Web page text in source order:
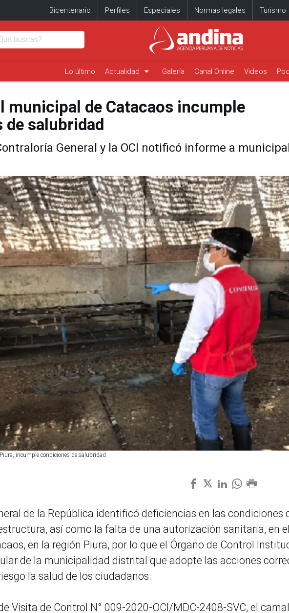
Bicentenario Perfiles Especiales Normas legales Turismo
Lo último Actualidad arrow_drop_down Galería Canal Online Videos
municipal de Catacaos incumple
salubridad
General y la OCI notificó informe a
incumple condiciones de salubridad
de la República identificó deficiencias en las condiciones
así como la falta de una autorización sanitaria, en
en la región Piura, por lo que el Órgano de Control
de la municipalidad distrital que adopte las acciones
la salud de los ciudadanos.
Visita de Control N° 009-2020-OCI/MDC-2408-SVC, el camal